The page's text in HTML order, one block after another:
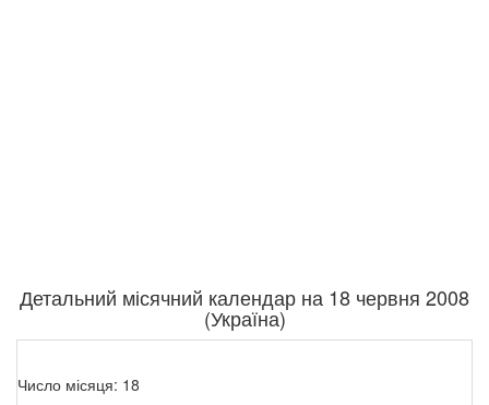
Детальний місячний календар на 18 червня 2008
(Україна)
Число місяця: 18